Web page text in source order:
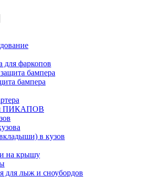
для фаркопов
бампера
бампера
ПИКАПОВ
в кузов
на крышу
для лыж и сноубордов